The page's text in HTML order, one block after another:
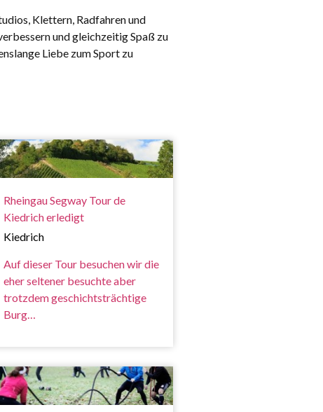
Klettern, Radfahren und
und gleichzeitig Spaß zu
Liebe zum Sport zu
Rheingau Segway Tour de
Kiedrich erledigt
Kiedrich
Auf dieser Tour besuchen wir die
eher seltener besuchte aber
trotzdem geschichtsträchtige
Burg…